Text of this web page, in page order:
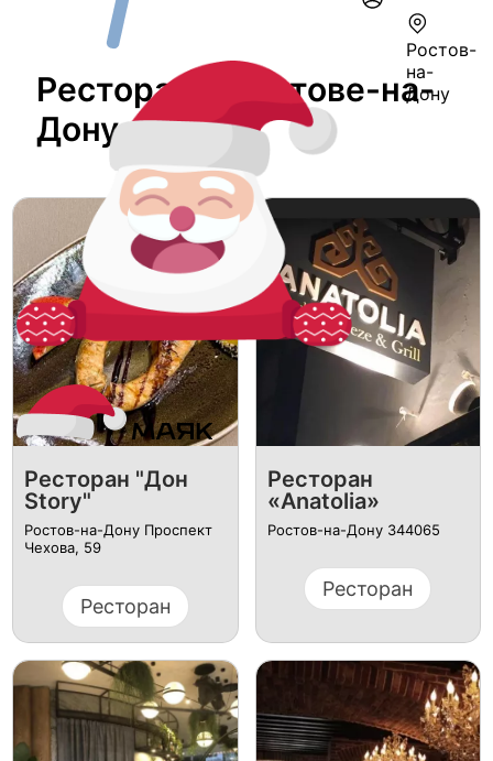
Ростов-
на-
Дону
Ресторан В Ростове-на-
Дону
Ресторан "Дон
Story"
Ростов-на-Дону Проспект
Чехова, 59
Ресторан
Ресторан
«Anatolia»
Ростов-на-Дону 344065
Ресторан